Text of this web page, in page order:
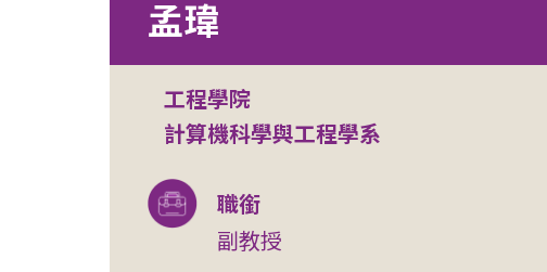
孟瑋
工程學院
計算機科學與工程學系
職銜
副教授